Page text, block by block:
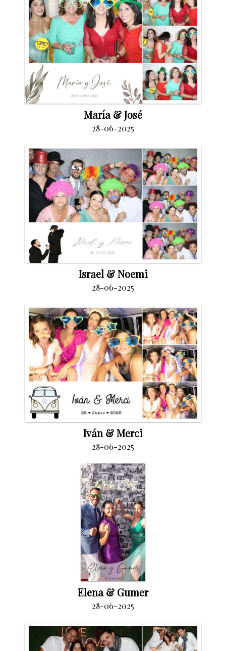
María & José
28-06-2025
Israel & Noemi
28-06-2025
Iván & Merci
28-06-2025
Elena & Gumer
28-06-2025